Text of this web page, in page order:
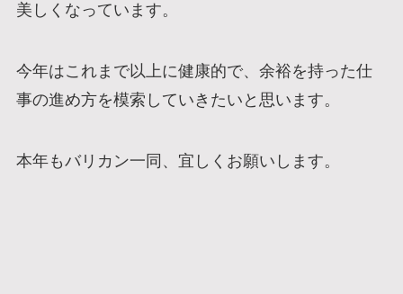
美しくなっています。
今年はこれまで以上に健康的で、余裕を持った仕
事の進め方を模索していきたいと思います。
本年もバリカン一同、宜しくお願いします。